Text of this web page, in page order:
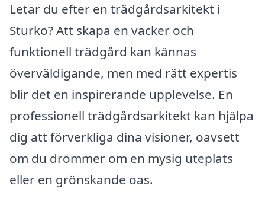
Letar du efter en trädgårdsarkitekt i
Sturkö? Att skapa en vacker och
funktionell trädgård kan kännas
överväldigande, men med rätt expertis
blir det en inspirerande upplevelse. En
professionell trädgårdsarkitekt kan hjälpa
dig att förverkliga dina visioner, oavsett
om du drömmer om en mysig uteplats
eller en grönskande oas.